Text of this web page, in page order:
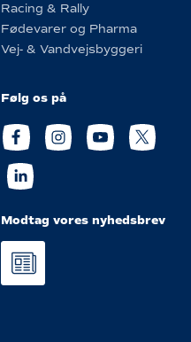
Racing & Rally
Fødevarer og Pharma
Vej- & Vandvejsbyggeri
Følg os på
Modtag vores nyhedsbrev